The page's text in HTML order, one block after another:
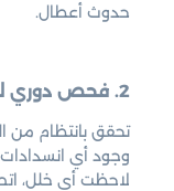
حدوث أعطال.
2. فحص دوري للشعلات والإشعال
تحقق بانتظام من
وجود أي انسدادات
لاحظت أي خلل،